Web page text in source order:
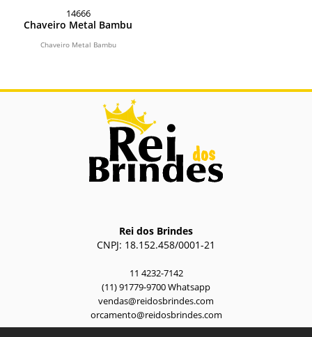
14666
Chaveiro Metal Bambu
Chaveiro Metal Bambu
Rei dos Brindes
CNPJ: 18.152.458/0001-21
11 4232-7142
(11) 91779-9700 Whatsapp
vendas@reidosbrindes.com
orcamento@reidosbrindes.com